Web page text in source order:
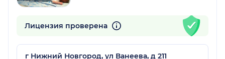
Лицензия проверена
г Нижний Новгород, ул Ванеева, д 211